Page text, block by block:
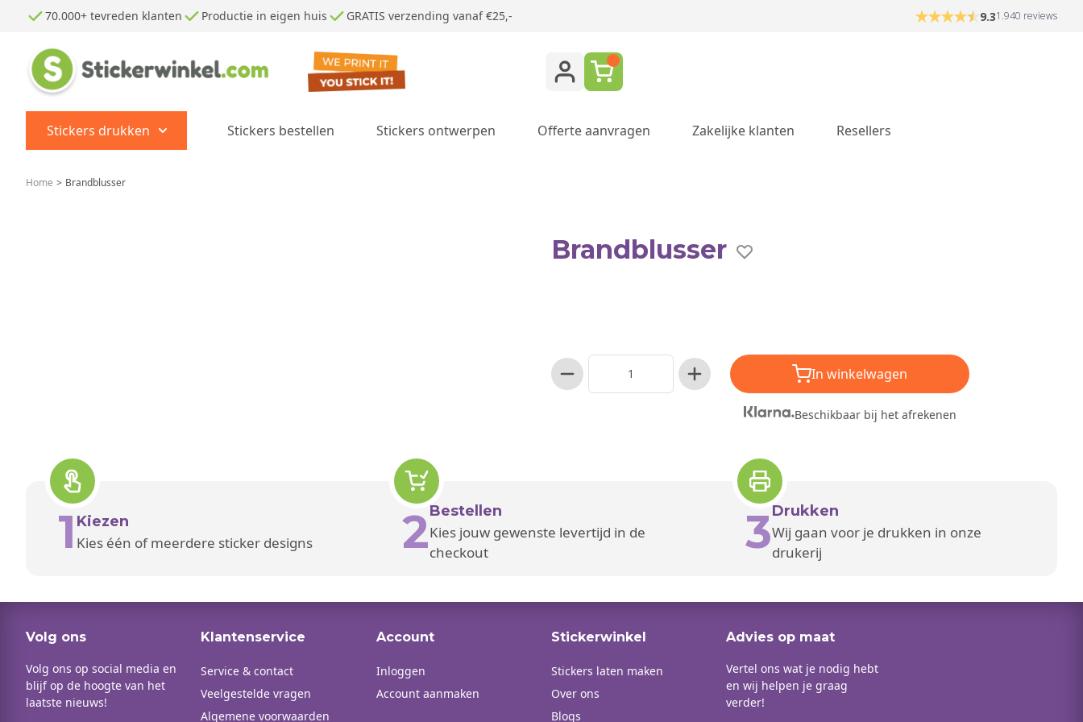
Ga naar de inhoud
70.000+ tevreden klanten Productie in eigen huis GRATIS verzending vanaf €25,- 9.31.940 reviews
Stickers drukken
Show submenu for Stickers drukken category
Stickers bestellen Stickers ontwerpen Offerte aanvragen Zakelijke klanten Resellers
Home > Brandblusser
Brandblusser
In winkelwagen
Beschikbaar bij het afrekenen
1 Kiezen
Kies één of meerdere sticker designs 2Bestellen
Kies jouw gewenste levertijd in de
checkout
3Drukken
Wij gaan voor je drukken in onze
drukerij
Volg ons
Volg ons op social media en
blijf op de hoogte van het
laatste nieuws!
Klantenservice
Service & contact
Veelgestelde vragen
Algemene voorwaarden
Account
Inloggen
Account aanmaken
Stickerwinkel
Stickers laten maken
Over ons
Blogs
Advies op maat
Vertel ons wat je nodig hebt
en wij helpen je graag
verder!